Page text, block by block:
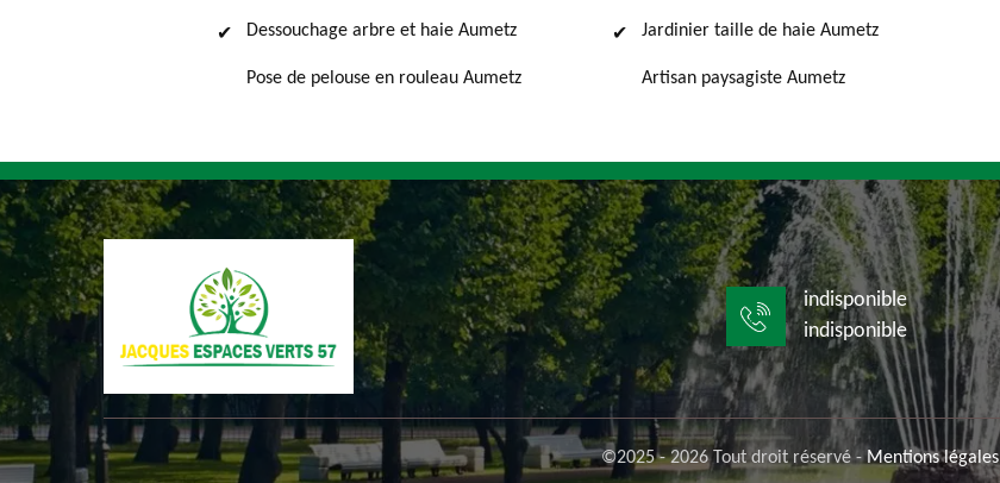
Dessouchage arbre et haie Aumetz
Pose de pelouse en rouleau Aumetz
Jardinier taille de haie Aumetz
Artisan paysagiste Aumetz
indisponible
indisponible
©2025 - 2026 Tout droit réservé -Mentions légales